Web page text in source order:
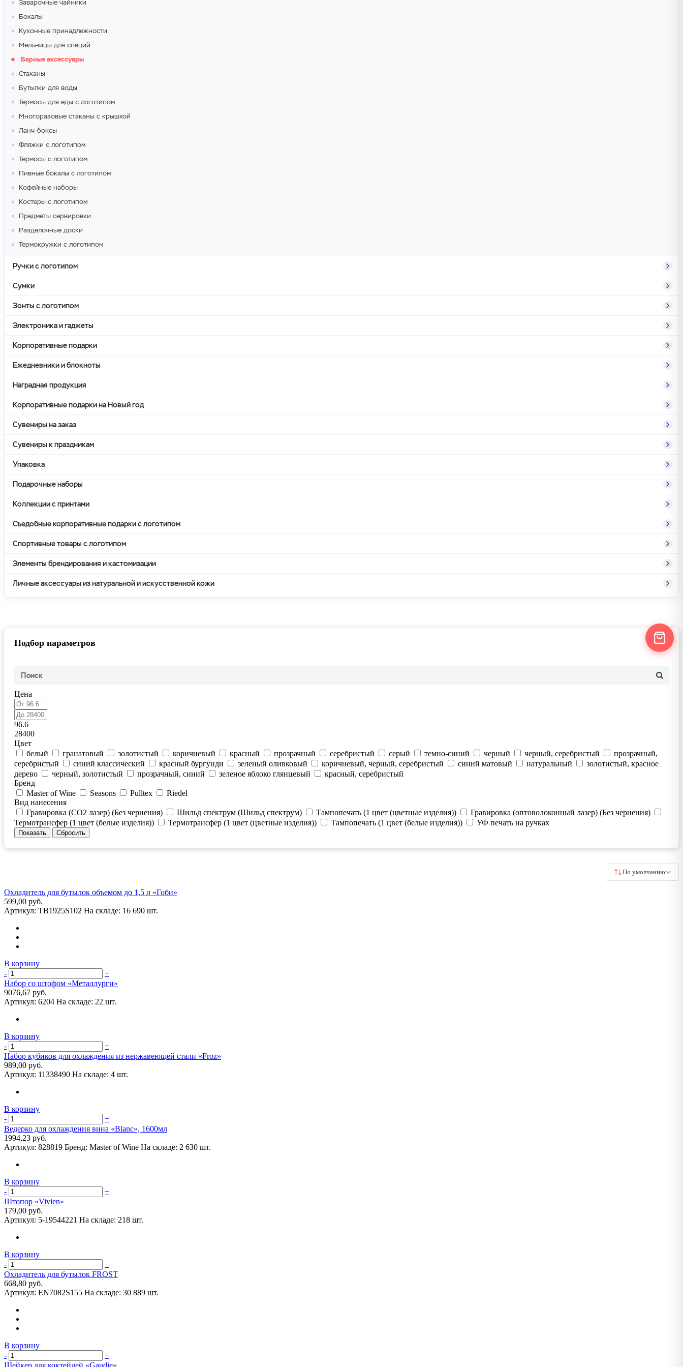
Заварочные чайники
Бокалы
Кухонные принадлежности
Мельницы для специй
Барные аксессуары
Стаканы
Бутылки для воды
Термосы для еды с логотипом
Многоразовые стаканы с крышкой
Ланч-боксы
Фляжки с логотипом
Термосы с логотипом
Пивные бокалы с логотипом
Кофейные наборы
Костеры с логотипом
Предметы сервировки
Разделочные доски
Термокружки с логотипом
Ручки с логотипом
Сумки
Зонты с логотипом
Электроника и гаджеты
Корпоративные подарки
Ежедневники и блокноты
Наградная продукция
Корпоративные подарки на Новый год
Сувениры на заказ
Сувениры к праздникам
Упаковка
Подарочные наборы
Коллекции с принтами
Съедобные корпоративные подарки с логотипом
Спортивные товары с логотипом
Элементы брендирования и кастомизации
Личные аксессуары из натуральной и искусственной кожи
Подбор параметров
Цена
96.6
28400
Цвет
белый
гранатовый золотистый коричневый красный прозрачный серебристый серый темно-синий черный черный, серебристый
прозрачный,
серебристый
синий классический красный бургунди зеленый оливковый коричневый, черный, серебристый синий матовый натуральный
золотистый, красное
дерево
черный, золотистый прозрачный, синий зеленое яблоко глянцевый
красный, серебристый
Бренд
Master of Wine
Seasons Pulltex
Riedel
Вид нанесения
Гравировка (CO2 лазер) (Без чернения)
Шильд спектрум (Шильд спектрум) Тампопечать (1 цвет (цветные изделия))
Гравировка (оптоволоконный лазер) (Без чернения)
Термотрансфер (1 цвет (белые изделия))
Термотрансфер (1 цвет (цветные изделия)) Тампопечать (1 цвет (белые изделия)) УФ печать на ручках
По умолчанию
Охладитель для бутылок объемом до 1,5 л «Гоби»
599,00 руб.
Артикул: TB1925S102 На складе: 16 690 шт.
В корзину
-
+
Набор со штофом «Металлурги»
9076,67 руб.
Артикул: 6204 На складе: 22 шт.
В корзину
-
+
Набор кубиков для охлаждения из нержавеющей стали «Froz»
989,00 руб.
Артикул: 11338490 На складе: 4 шт.
В корзину
-
+
Ведерко для охлаждения вина «Blanc», 1600мл
1994,23 руб.
Артикул: 828819 Бренд: Master of Wine На складе: 2 630 шт.
В корзину
-
+
Штопор «Vivien»
179,00 руб.
Артикул: 5-19544221 На складе: 218 шт.
В корзину
-
+
Охладитель для бутылок FROST
668,80 руб.
Артикул: EN7082S155 На складе: 30 889 шт.
В корзину
-
+